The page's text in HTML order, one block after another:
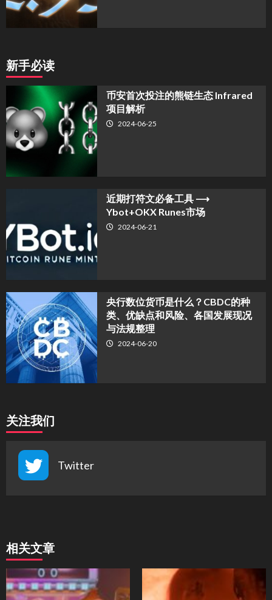
新手必读
币安首次投注的熊链生态 Infrared
项目解析
2024-06-25
近期打符文必备工具 ⟶
Ybot+OKX Runes市场
2024-06-21
央行数位货币是什么？CBDC的种
类、优缺点和风险、各国发展现况
与法规整理
2024-06-20
关注我们
Twitter
相关文章